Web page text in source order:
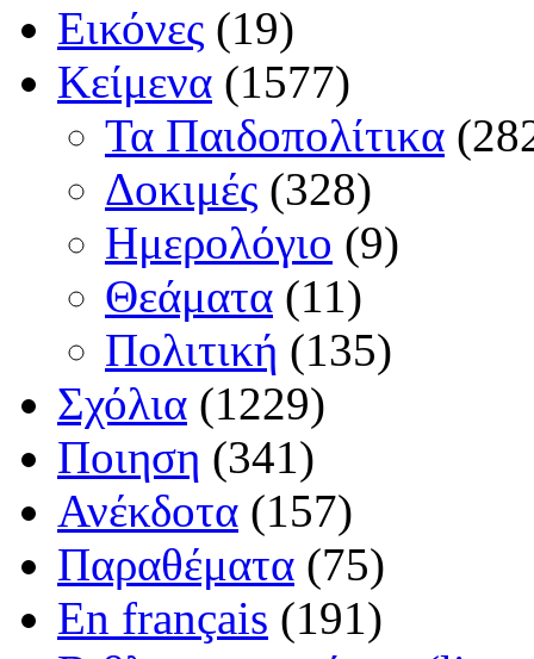
Εικόνες (19)
Κείμενα (1577)
Τα Παιδοπολίτικα
Δοκιμές (328)
Ημερολόγιο (9)
Θεάματα (11)
Πολιτική (135)
Σχόλια (1229)
Ποιηση (341)
Ανέκδοτα (157)
Παραθέματα (75)
En français (191)